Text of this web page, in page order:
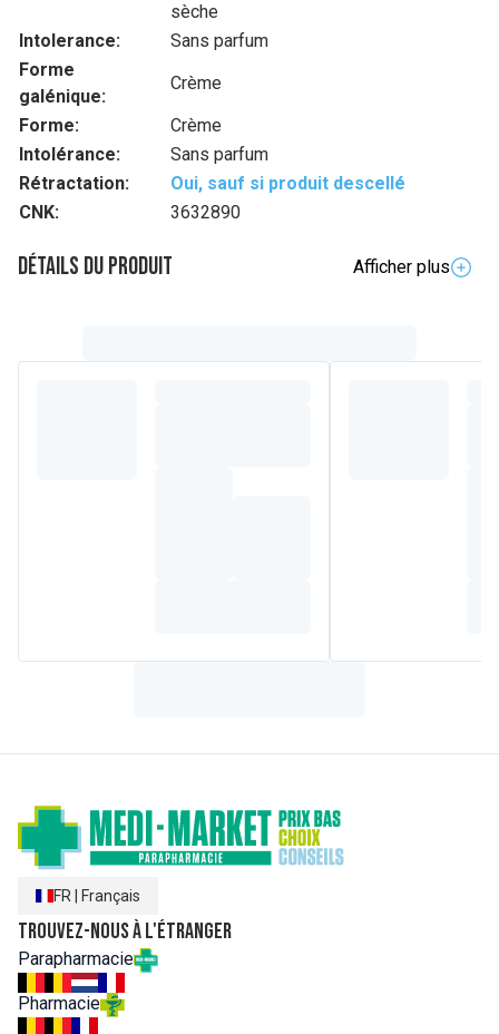
sèche
Intolerance:
Sans parfum
Forme
galénique:
Crème
Forme:
Crème
Intolérance:
Sans parfum
Rétractation:
Oui, sauf si produit descellé
CNK:
3632890
Détails du produit
Afficher plus
élimine efficacement les impuretés, le maquillage et autres
ETHYLHEXYLGLYCERIN (F.I.L. D214629/4).
FR Français
Trouvez-nous à l'étranger
Parapharmacie
Pharmacie